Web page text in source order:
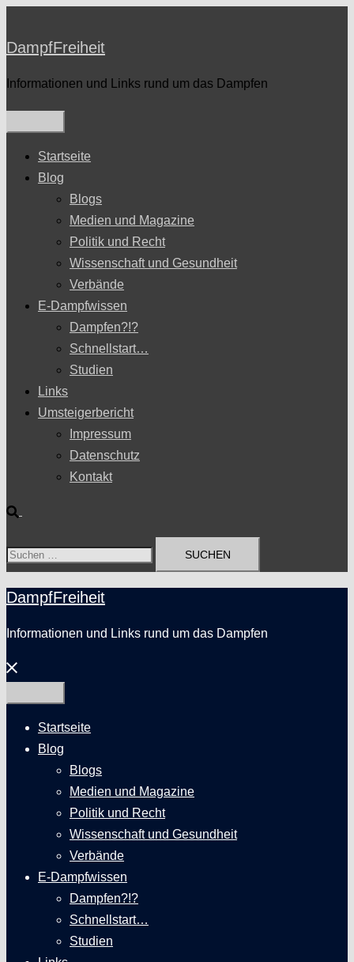
springen
DampfFreiheit
Informationen und Links rund um das Dampfen
Startseite
Blog
Blogs
Medien und Magazine
Politik und Recht
Wissenschaft und Gesundheit
Verbände
E-Dampfwissen
Dampfen?!?
Schnellstart…
Studien
Links
Umsteigerbericht
Impressum
Datenschutz
Kontakt
Suche
Suchen
DampfFreiheit
Informationen und Links rund um das Dampfen
Menü
schließen
Startseite
Blog
Blogs
Medien und Magazine
Politik und Recht
Wissenschaft und Gesundheit
Verbände
E-Dampfwissen
Dampfen?!?
Schnellstart…
Studien